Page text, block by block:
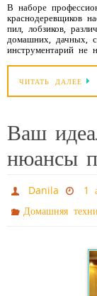
В наборе
краснодеревщиков
пил, лобзиков,
домашних, дачных,
инструментарий не
ЧИТАТЬ ДАЛЕЕ
Ваш
нюансы
Danila
1
Домашняя